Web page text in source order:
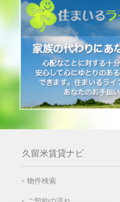
久留米賃貸ナビ
物件検索